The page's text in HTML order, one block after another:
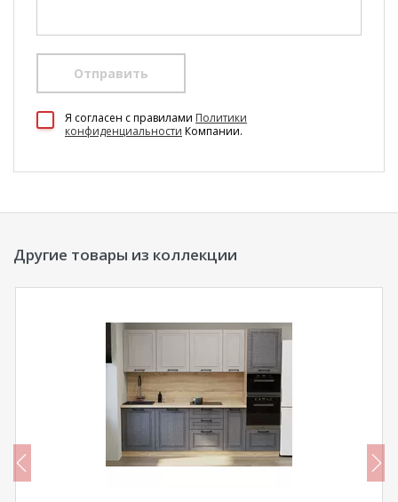
Отправить
Я согласен c правилами Политики
конфиденциальности Компании.
Другие товары из коллекции